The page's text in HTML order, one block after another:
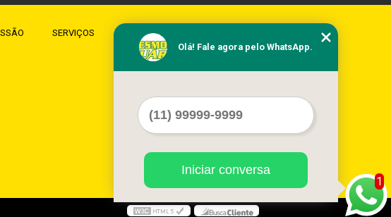
SERVIÇOS CONTATO
1
Olá! Fale agora pelo WhatsApp.
Iniciar conversa